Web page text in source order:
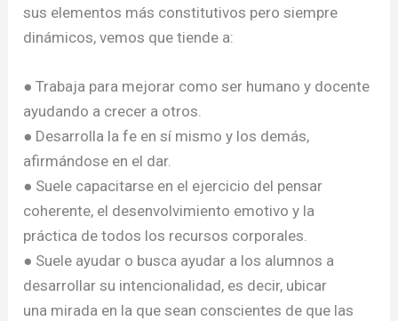
sus elementos más constitutivos pero siempre
dinámicos, vemos que tiende a:
● Trabaja para mejorar como ser humano y docente
ayudando a crecer a otros.
● Desarrolla la fe en sí mismo y los demás,
afirmándose en el dar.
● Suele capacitarse en el ejercicio del pensar
coherente, el desenvolvimiento emotivo y la
práctica de todos los recursos corporales.
● Suele ayudar o busca ayudar a los alumnos a
desarrollar su intencionalidad, es decir, ubicar
una mirada en la que sean conscientes de que las